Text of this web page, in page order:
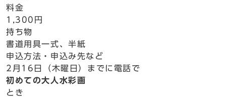
料金
1,300円
持ち物
書道用具一式、半紙
申込方法・申込み先など
2月16日（木曜日）までに電話で
初めての大人水彩画
とき